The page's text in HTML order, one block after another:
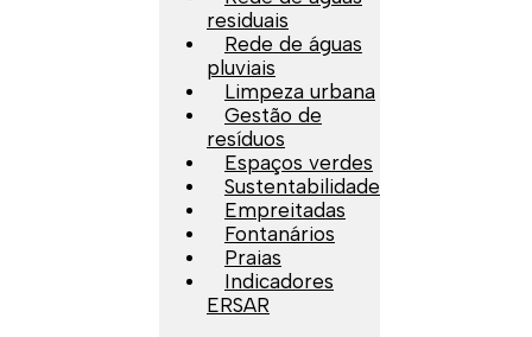
residuais
Rede de águas
pluviais
Limpeza urbana
Gestão de
resíduos
Espaços verdes
Sustentabilidade
Empreitadas
Fontanários
Praias
Indicadores
ERSAR